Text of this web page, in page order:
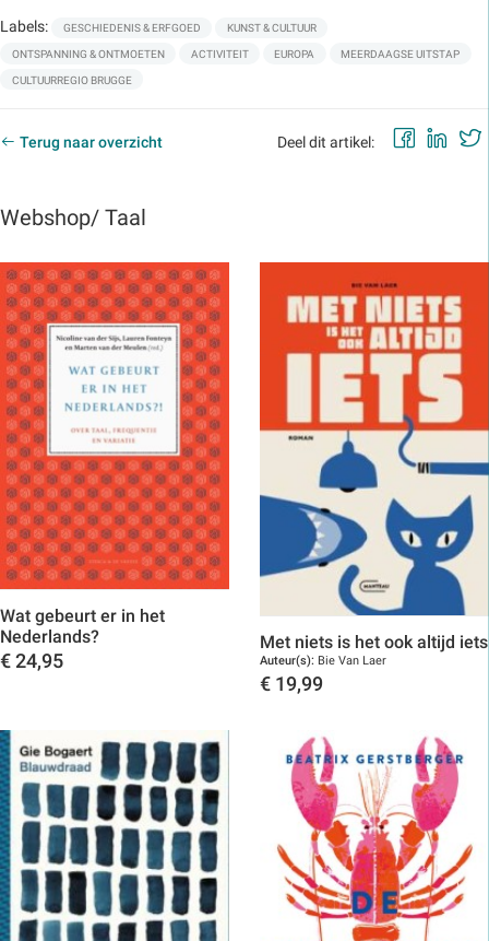
Labels: GESCHIEDENIS & ERFGOED KUNST & CULTUUR
ONTSPANNING & ONTMOETEN ACTIVITEIT EUROPA MEERDAAGSE UITSTAP
CULTUURREGIO BRUGGE
Terug naar overzicht Deel dit artikel:
Webshop/ Taal
Wat gebeurt er in het
Nederlands?
€ 24,95
Met niets is het ook altijd iets
Auteur(s): Bie Van Laer
€ 19,99